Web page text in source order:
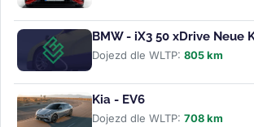
BMW - iX3 50 xDrive Neue
Dojezd dle WLTP: 805 km
Kia - EV6
Dojezd dle WLTP: 708 km